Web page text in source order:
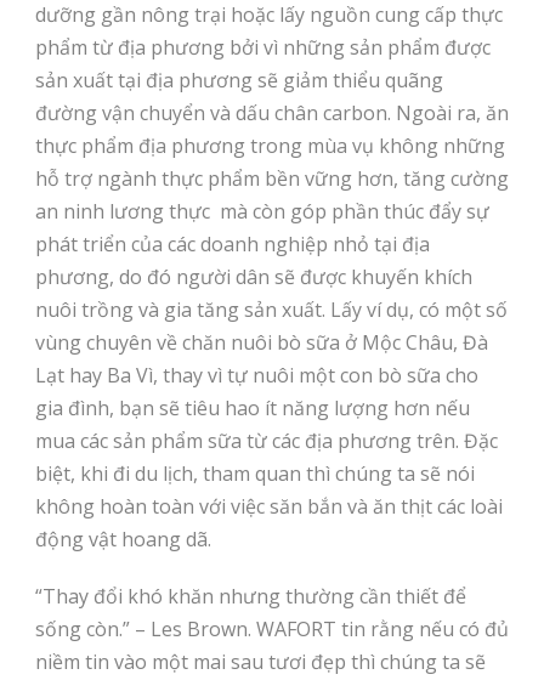
dưỡng gần nông trại hoặc lấy nguồn cung cấp thực
phẩm từ địa phương bởi vì những sản phẩm được
sản xuất tại địa phương sẽ giảm thiểu quãng
đường vận chuyển và dấu chân carbon. Ngoài ra, ăn
thực phẩm địa phương trong mùa vụ không những
hỗ trợ ngành thực phẩm bền vững hơn, tăng cường
an ninh lương thực mà còn góp phần thúc đẩy sự
phát triển của các doanh nghiệp nhỏ tại địa
phương, do đó người dân sẽ được khuyến khích
nuôi trồng và gia tăng sản xuất. Lấy ví dụ, có một số
vùng chuyên về chăn nuôi bò sữa ở Mộc Châu, Đà
Lạt hay Ba Vì, thay vì tự nuôi một con bò sữa cho
gia đình, bạn sẽ tiêu hao ít năng lượng hơn nếu
mua các sản phẩm sữa từ các địa phương trên. Đặc
biệt, khi đi du lịch, tham quan thì chúng ta sẽ nói
không hoàn toàn với việc săn bắn và ăn thịt các loài
động vật hoang dã.
“Thay đổi khó khăn nhưng thường cần thiết để
sống còn.” – Les Brown. WAFORT tin rằng nếu có đủ
niềm tin vào một mai sau tươi đẹp thì chúng ta sẽ